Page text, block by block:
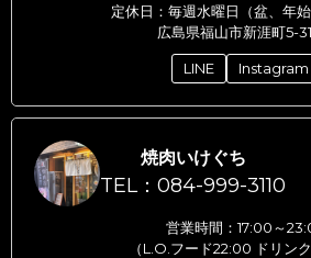
定休日：毎週水曜日（盆、年始
広島県福山市新涯町5-
LINE Instagram
焼肉いけぐち
TEL：084-999-3110
営業時間：17:00～
（L.O.フード22:00 ドリン